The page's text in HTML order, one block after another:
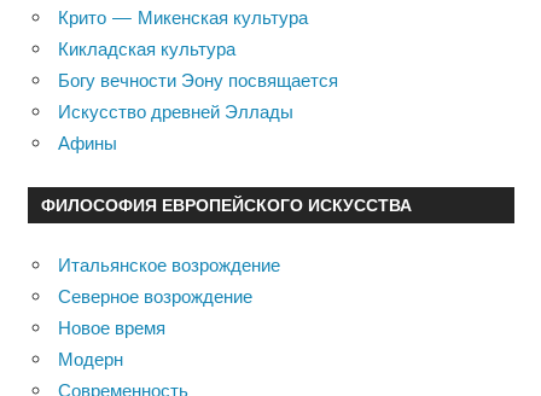
Крито — Микенская культура
Кикладская культура
Богу вечности Эону посвящается
Искусство древней Эллады
Афины
ФИЛОСОФИЯ ЕВРОПЕЙСКОГО ИСКУССТВА
Итальянское возрождение
Северное возрождение
Новое время
Модерн
Современность